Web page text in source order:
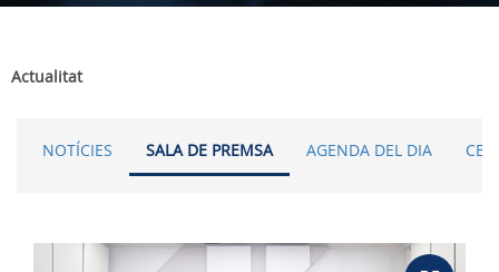
Actualitat
NOTÍCIES SALA DE PREMSA AGENDA DEL DIA